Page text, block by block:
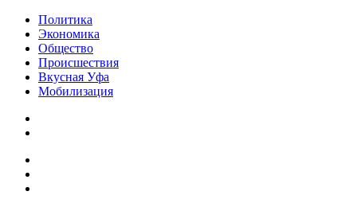
Политика
Экономика
Общество
Происшествия
Вкусная Уфа
Мобилизация